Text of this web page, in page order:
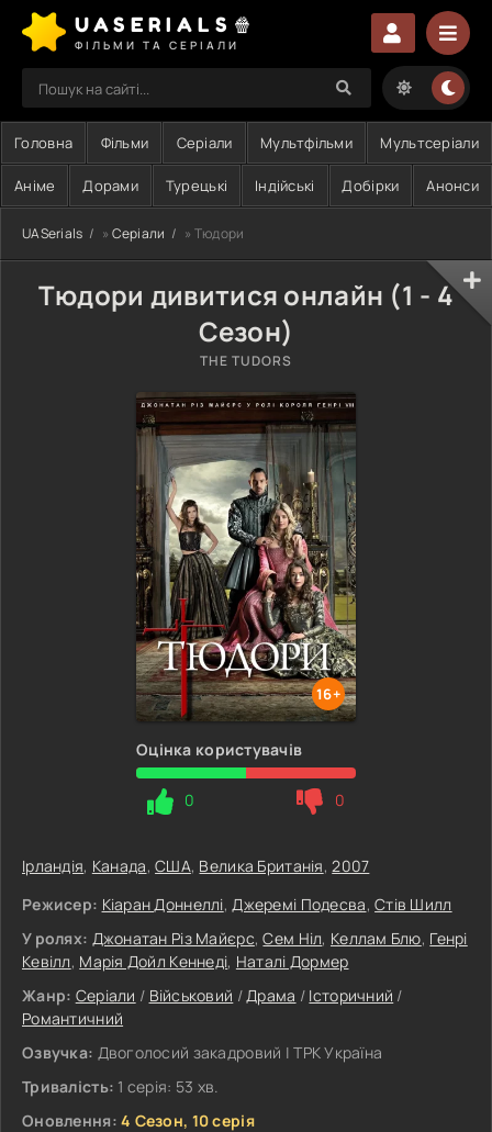
UASERIALS🍿
ФІЛЬМИ ТА СЕРІАЛИ
Головна Фільми Серіали Мультфільми Мультсеріали
Аніме Дорами Турецькі Індійські Добірки Анонси
UASerials » Серіали » Тюдори
Тюдори дивитися онлайн (1 - 4
Сезон)
THE TUDORS
16+
Оцінка користувачів
0 0
Ірландія, Канада,США, Велика Британія,2007
Режисер: Кіаран Доннеллі,Джеремі Подесва,Стів Шилл
У ролях: Джонатан Різ Майєрс,Сем Ніл, Келлам Блю, Генрі
Кевілл, Марія Дойл Кеннеді, Наталі Дормер
Жанр: Серіали / Військовий /Драма / Історичний /
Романтичний
Озвучка: Двоголосий закадровий | ТРК Україна
Тривалість: 1 серія: 53 хв.
Оновлення: 4 Сезон, 10 серія